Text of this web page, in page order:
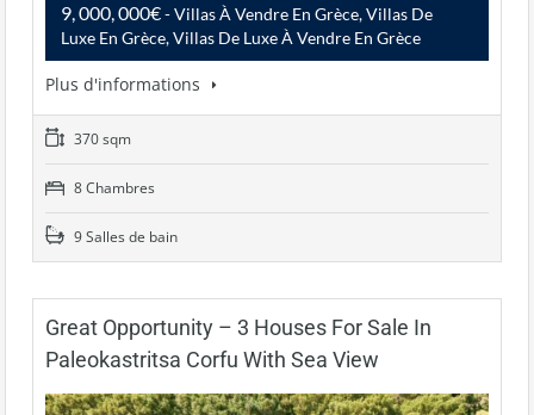
9, 000, 000€- Villas À Vendre En Grèce, Villas De
Luxe En Grèce, Villas De Luxe À Vendre En Grèce
Plus d'informations
370 sqm
8 Chambres
9 Salles de bain
Great Opportunity – 3 Houses For Sale In
Paleokastritsa Corfu With Sea View